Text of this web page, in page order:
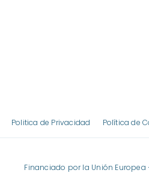
Politica de Privacidad Política de
Financiado por la Unión Europea